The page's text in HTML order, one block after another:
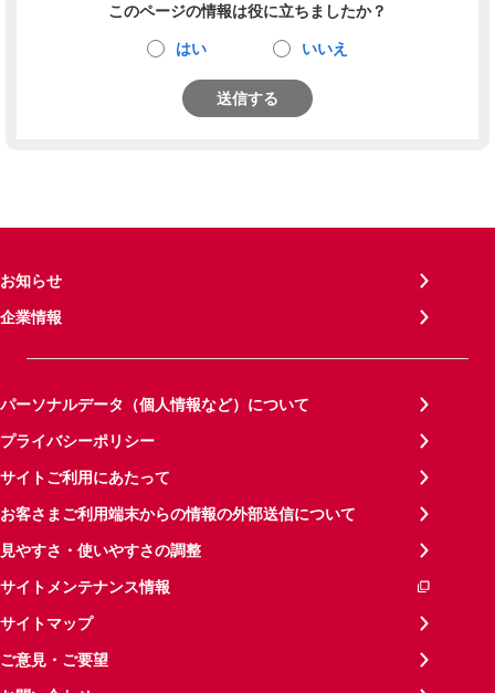
このページの情報は役に立ちましたか？
はい いいえ
送信する
お知らせ
企業情報
パーソナルデータ（個人情報など）について
プライバシーポリシー
サイトご利用にあたって
お客さまご利用端末からの情報の外部送信について
見やすさ・使いやすさの調整
サイトメンテナンス情報
サイトマップ
ご意見・ご要望